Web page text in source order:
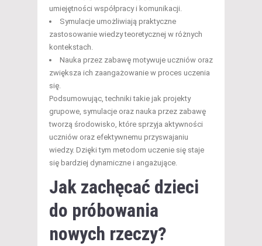
umiejętności współpracy i komunikacji.
Symulacje umożliwiają praktyczne
zastosowanie wiedzy teoretycznej w różnych
kontekstach.
Nauka przez zabawę motywuje uczniów oraz
zwiększa ich zaangażowanie w proces uczenia
się.
Podsumowując, techniki takie jak projekty
grupowe, symulacje oraz nauka przez zabawę
tworzą środowisko, które sprzyja aktywności
uczniów oraz efektywnemu przyswajaniu
wiedzy. Dzięki tym metodom uczenie się staje
się bardziej dynamiczne i angażujące.
Jak zachęcać dzieci
do próbowania
nowych rzeczy?